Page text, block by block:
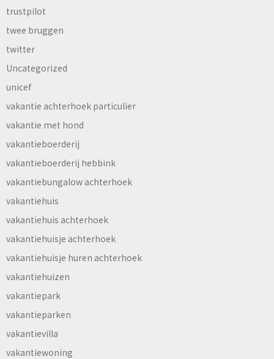
trustpilot
twee bruggen
twitter
Uncategorized
unicef
vakantie achterhoek particulier
vakantie met hond
vakantieboerderij
vakantieboerderij hebbink
vakantiebungalow achterhoek
vakantiehuis
vakantiehuis achterhoek
vakantiehuisje achterhoek
vakantiehuisje huren achterhoek
vakantiehuizen
vakantiepark
vakantieparken
vakantievilla
vakantiewoning